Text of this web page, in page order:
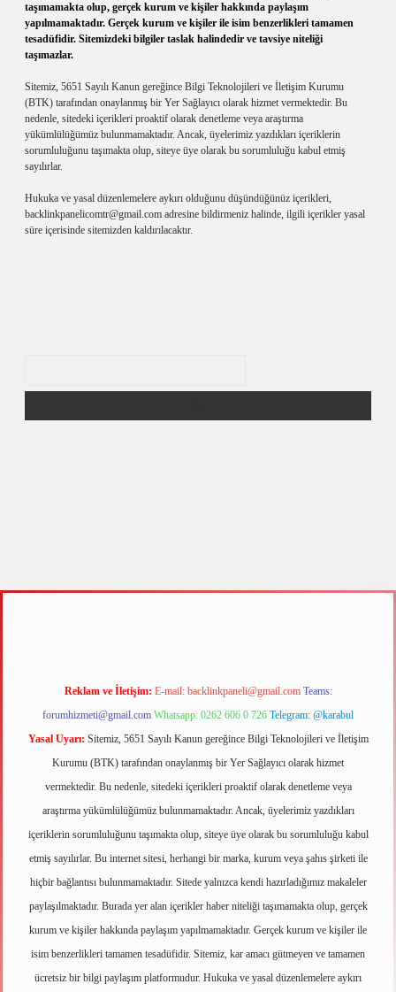
taşımamakta olup, gerçek kurum ve kişiler hakkında paylaşım
yapılmamaktadır. Gerçek kurum ve kişiler ile isim benzerlikleri tamamen
tesadüfidir. Sitemizdeki bilgiler taslak halindedir ve tavsiye niteliği
taşımazlar.
Sitemiz, 5651 Sayılı Kanun gereğince Bilgi Teknolojileri ve İletişim Kurumu
(BTK) tarafından onaylanmış bir Yer Sağlayıcı olarak hizmet vermektedir. Bu
nedenle, sitedeki içerikleri proaktif olarak denetleme veya araştırma
yükümlülüğümüz bulunmamaktadır. Ancak, üyelerimiz yazdıkları içeriklerin
sorumluluğunu taşımakta olup, siteye üye olarak bu sorumluluğu kabul etmiş
sayılırlar.
Hukuka ve yasal düzenlemelere aykırı olduğunu düşündüğünüz içerikleri,
backlinkpanelicomtr@gmail.com adresine bildirmeniz halinde, ilgili içerikler yasal
süre içerisinde sitemizden kaldırılacaktır.
m elexbet
Reklam ve İletişim: E-mail: backlinkpaneli@gmail.com Teams:
forumhizmeti@gmail.com Whatsapp: 0262 606 0 726 Telegram: @karabul
Yasal Uyarı: Sitemiz, 5651 Sayılı Kanun gereğince Bilgi Teknolojileri ve İletişim
Kurumu (BTK) tarafından onaylanmış bir Yer Sağlayıcı olarak hizmet
vermektedir. Bu nedenle, sitedeki içerikleri proaktif olarak denetleme veya
araştırma yükümlülüğümüz bulunmamaktadır. Ancak, üyelerimiz yazdıkları
içeriklerin sorumluluğunu taşımakta olup, siteye üye olarak bu sorumluluğu kabul
etmiş sayılırlar. Bu internet sitesi, herhangi bir marka, kurum veya şahıs şirketi ile
hiçbir bağlantısı bulunmamaktadır. Sitede yalnızca kendi hazırladığımız makaleler
paylaşılmaktadır. Burada yer alan içerikler haber niteliği taşımamakta olup, gerçek
kurum ve kişiler hakkında paylaşım yapılmamaktadır. Gerçek kurum ve kişiler ile
isim benzerlikleri tamamen tesadüfidir. Sitemiz, kar amacı gütmeyen ve tamamen
ücretsiz bir bilgi paylaşım platformudur. Hukuka ve yasal düzenlemelere aykırı